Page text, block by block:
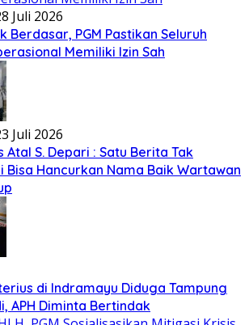
Juli 2026
Berdasar, PGM Pastikan Seluruh
Memiliki Izin Sah
Juli 2026
Atal S. Depari : Satu Berita Tak
Hancurkan Nama Baik Wartawan
di Indramayu Diduga Tampung
APH Diminta Bertindak